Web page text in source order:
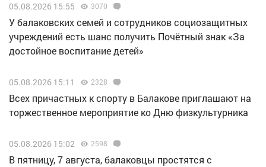
05.08.2026 15:55 3070
У балаковских семей и сотрудников социозащитных
учреждений есть шанс получить Почётный знак «За
достойное воспитание детей»
05.08.2026 15:11 2328
Всех причастных к спорту в Балакове приглашают на
торжественное мероприятие ко Дню физкультурника
05.08.2026 15:02 2598
В пятницу, 7 августа, балаковцы простятся с